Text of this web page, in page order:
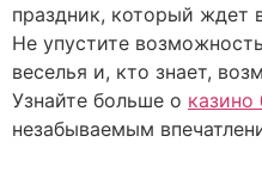
праздник, который ждет
Не упустите
веселья и, кто знает,
Узнайте больше о казино
незабываемым